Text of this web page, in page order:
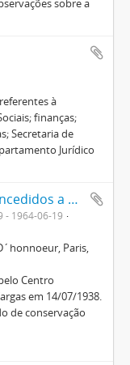
sobre a
à
finanças;
Secretaria de
Jurídico
Diplomas e Benção Apostólica, concedidos a Getúlio Vargas, Darcy Vargas e Getúlio Vargas Filho, entre outros
- 1964-06-19
Paris,
Centro
em 14/07/1938.
de conservação